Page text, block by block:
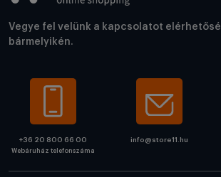
Vegye fel velünk a kapcsolatot
bármelyikén.
+36 20 800 66 00
Webáruház telefonszáma
info@store11.hu